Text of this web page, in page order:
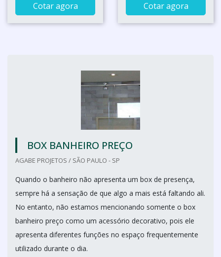
Cotar agora Cotar agora
BOX BANHEIRO PREÇO
AGABE PROJETOS / SÃO PAULO - SP
Quando o banheiro não apresenta um box de presença,
sempre há a sensação de que algo a mais está faltando ali.
No entanto, não estamos mencionando somente o box
banheiro preço como um acessório decorativo, pois ele
apresenta diferentes funções no espaço frequentemente
utilizado durante o dia.